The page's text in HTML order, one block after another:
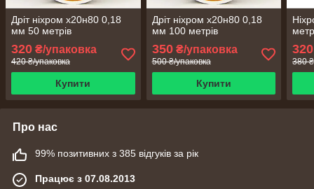
Дріт ніхром х20н80 0,18
мм 50 метрів
320 ₴/упаковка
420 ₴/упаковка
Купити
Дріт ніхром х20н80 0,18
мм 100 метрів
350₴/упаковка
500 ₴/упаковка
Купити
320
380
Про нас
99% позитивних з 385 відгуків за рік
Працює з 07.08.2013